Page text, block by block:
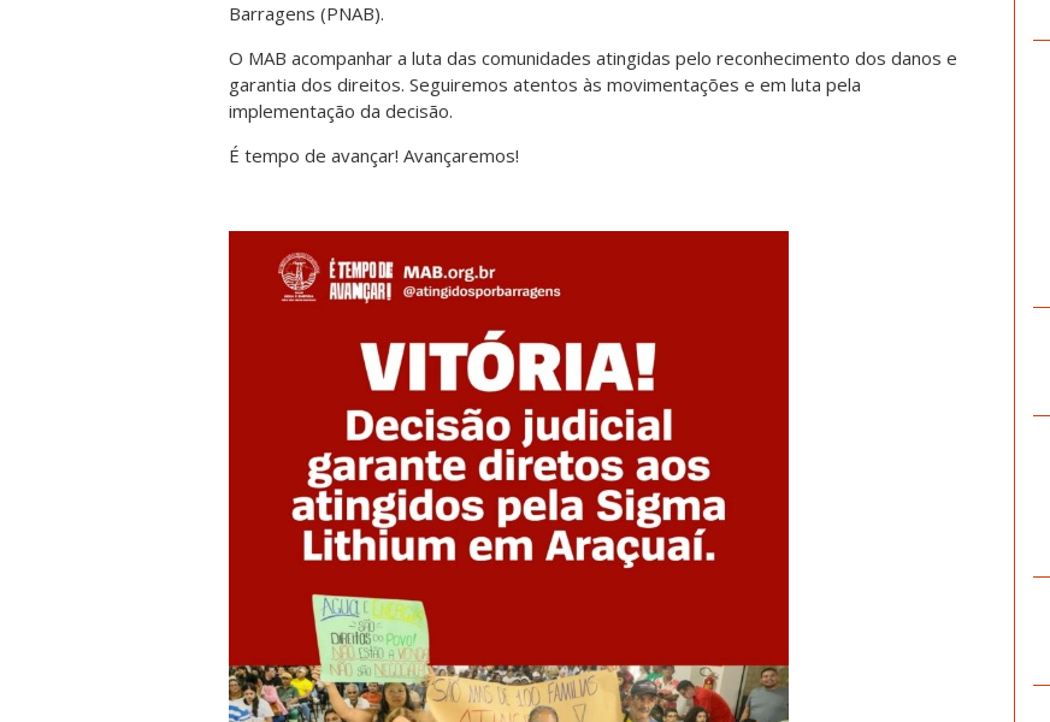
Barragens (PNAB).
O MAB acompanhar a luta das comunidades atingidas pelo reconhecimento dos danos e
garantia dos direitos. Seguiremos atentos às movimentações e em luta pela
implementação da decisão.
É tempo de avançar! Avançaremos!